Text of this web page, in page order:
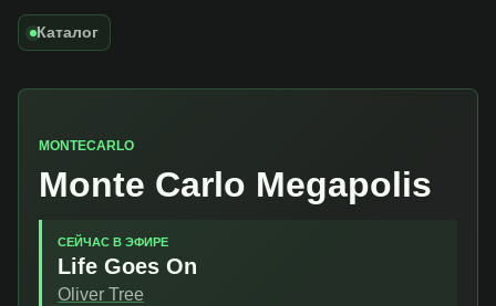
Каталог
MONTECARLO
Monte Carlo Megapolis
СЕЙЧАС В ЭФИРЕ
Life Goes On
Oliver Tree